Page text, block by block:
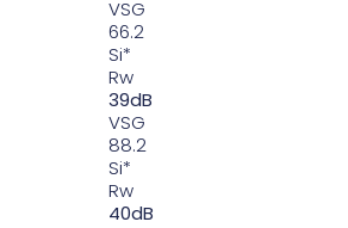
VSG
66.2
Si*
Rw
39dB
VSG
88.2
Si*
Rw
40dB